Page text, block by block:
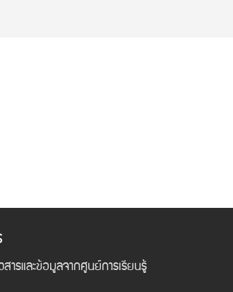
ารและข้อมูลจากศูนย์การเรียนรู้